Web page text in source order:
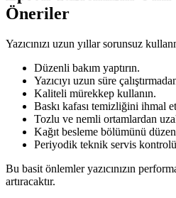
Öneriler
Yazıcınızı uzun yıllar sorunsuz
Düzenli bakım yaptırın.
Yazıcıyı uzun süre
Kaliteli mürekkep kullanın.
Baskı kafası temizliğini ihmal
Tozlu ve nemli ortamlardan
Kağıt besleme bölümünü
Periyodik teknik servis kontrolü
Bu basit önlemler yazıcınızın
artıracaktır.